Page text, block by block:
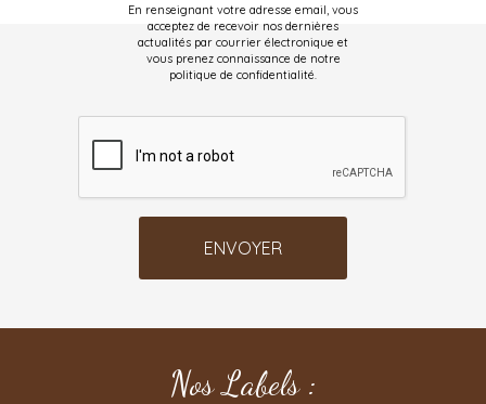
En renseignant votre adresse email, vous
acceptez de recevoir nos dernières
actualités par courrier électronique et
vous prenez connaissance de notre
politique de confidentialité.
ENVOYER
Nos Labels :